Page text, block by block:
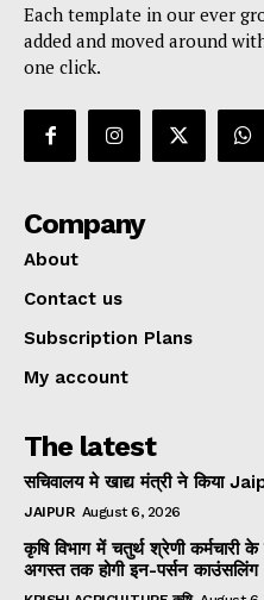
Each template in our ever
added and moved around
one click.
Company
About
Contact us
Subscription Plans
My account
The latest
सचिवालय मे खाद्य मंत्री ने किया
JAIPUR August 6, 2026
कृषि विभाग में चतुर्थ श्रेणी कर्मचारी
अगस्त तक होगी इन-पर्सन काउंसलिंग